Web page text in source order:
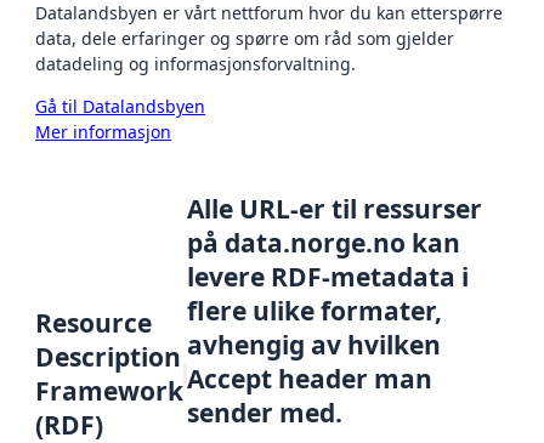
Datalandsbyen er vårt nettforum hvor du kan etterspørre
data, dele erfaringer og spørre om råd som gjelder
datadeling og informasjonsforvaltning.
Gå til Datalandsbyen
Mer informasjon
Resource
Description
Framework
(RDF)
Alle URL-er til ressurser
på data.norge.no kan
levere RDF-metadata i
flere ulike formater,
avhengig av hvilken
Accept header man
sender med.